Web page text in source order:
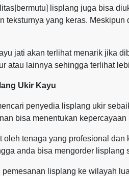
lisplang juga bisa
teksturnya yang keras.
jati akan terlihat menarik jika
atau lainnya sehingga terlihat
Ukir Kayu
penyedia lisplang ukir
bisa menentukan
oleh tenaga yang profesional
anda bisa mengorder lisplang
pemesanan lisplang ke wilayah